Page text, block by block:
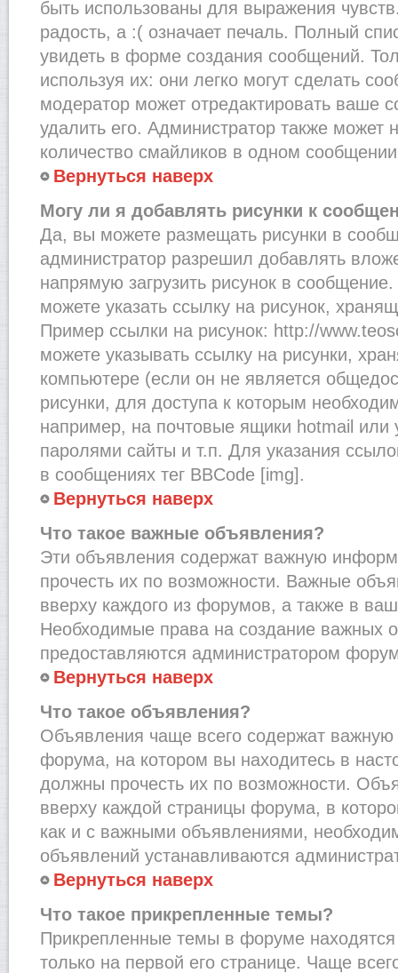
быть использованы для выражения
радость, а :( означает печаль. Полный
увидеть в форме создания сообщений.
используя их: они легко могут сделать
модератор может отредактировать ваше
удалить его. Администратор также может
количество смайликов в одном
Вернуться наверх
Могу ли я добавлять рисунки к
Да, вы можете размещать рисунки в
администратор разрешил добавлять
напрямую загрузить рисунок в
можете указать ссылку на рисунок,
Пример ссылки на рисунок: http://
можете указывать ссылку на рисунки,
компьютере (если он не является
рисунки, для доступа к которым
например, на почтовые ящики hotmail
паролями сайты и т.п. Для указания
в сообщениях тег BBCode [img].
Вернуться наверх
Что такое важные объявления?
Эти объявления содержат важную
прочесть их по возможности. Важные
вверху каждого из форумов, а также в
Необходимые права на создание важных
предоставляются администратором
Вернуться наверх
Что такое объявления?
Объявления чаще всего содержат
форума, на котором вы находитесь в
должны прочесть их по возможности.
вверху каждой страницы форума, в
как и с важными объявлениями,
объявлений устанавливаются
Вернуться наверх
Что такое прикрепленные темы?
Прикрепленные темы в форуме
только на первой его странице. Чаще